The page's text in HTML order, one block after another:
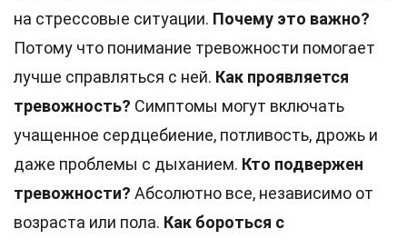
на стрессовые ситуации. Почему это важно?
Потому что понимание тревожности помогает
лучше справляться с ней. Как проявляется
тревожность? Симптомы могут включать
учащенное сердцебиение, потливость, дрожь и
даже проблемы с дыханием. Кто подвержен
тревожности? Абсолютно все, независимо от
возраста или пола. Как бороться с